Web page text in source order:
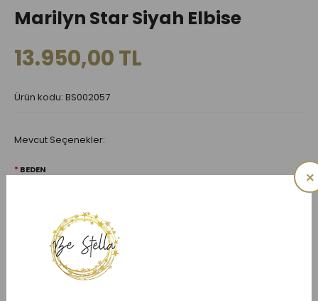
×
Marilyn Star Siyah Elbise
13.950,00 TL
Ürün kodu: BS002057
Mevcut Seçenekler:
BEDEN
6 YAŞ
10 YAŞ 12 YAŞ